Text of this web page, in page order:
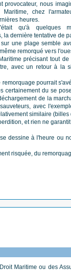
provocateur, nous
chez
heures.
qu'à quelques
la dernière tentative de
une plage semble
remorqué vers
précisant tout
avec un retour à la
pourrait
certainement du se
de la
avec
similaire (billes
et rien ne
dessine à l'heure ou
risquée, du
Maritime ou des